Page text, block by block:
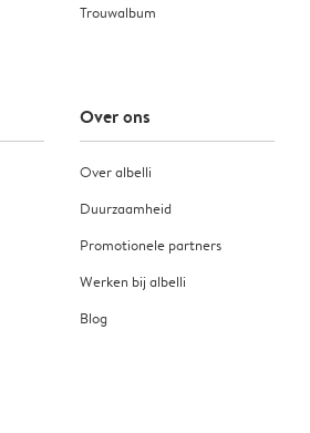
Trouwalbum
Over ons
Over albelli
Duurzaamheid
Promotionele partners
Werken bij albelli
Blog